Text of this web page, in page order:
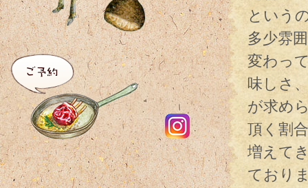
という
多少雰
変わっ
味しさ
が求め
頂く割
増えて
ており